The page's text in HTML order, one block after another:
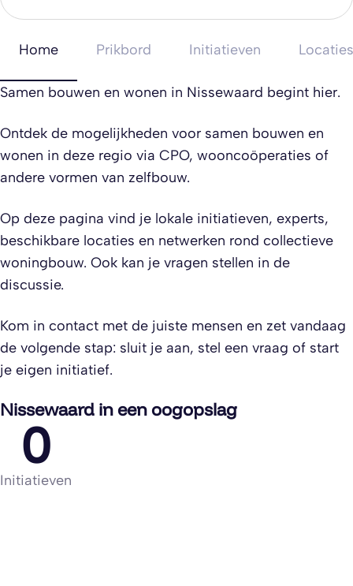
Home Prikbord Initiatieven Locaties
Samen bouwen en wonen in Nissewaard begint hier.
Ontdek de mogelijkheden voor samen bouwen en
wonen in deze regio via CPO, wooncoöperaties of
andere vormen van zelfbouw.
Op deze pagina vind je lokale initiatieven, experts,
beschikbare locaties en netwerken rond collectieve
woningbouw. Ook kan je vragen stellen in de
discussie.
Kom in contact met de juiste mensen en zet vandaag
de volgende stap: sluit je aan, stel een vraag of start
je eigen initiatief.
Nissewaard in een oogopslag
0
Initiatieven